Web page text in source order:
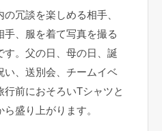
冗談を楽しめる相手、
、服を着て写真を撮る
す。父の日、母の日、誕
い、送別会、チームイベ
行前におそろいTシャツと
盛り上がります。